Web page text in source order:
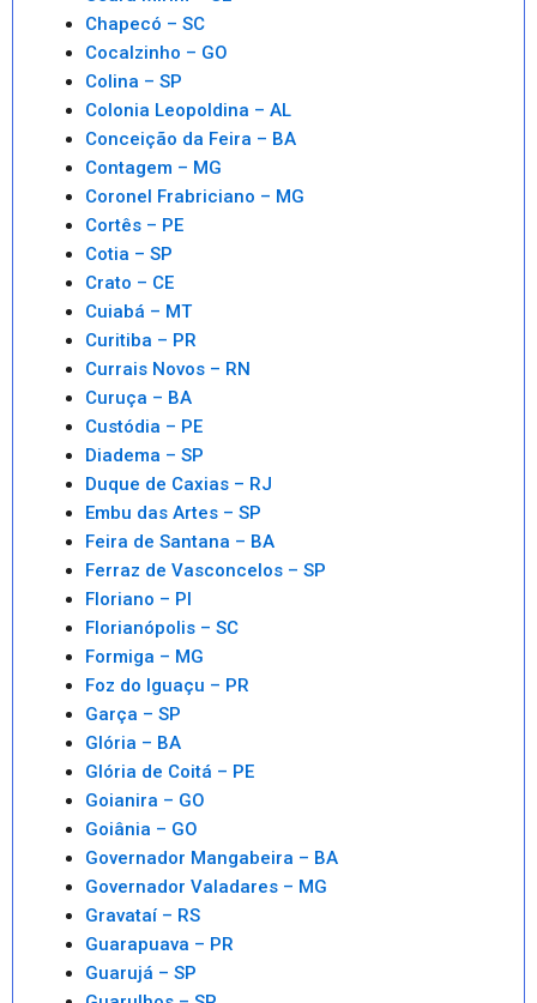
Chapecó – SC
Cocalzinho – GO
Colina – SP
Colonia Leopoldina – AL
Conceição da Feira – BA
Contagem – MG
Coronel Frabriciano – MG
Cortês – PE
Cotia – SP
Crato – CE
Cuiabá – MT
Curitiba – PR
Currais Novos – RN
Curuça – BA
Custódia – PE
Diadema – SP
Duque de Caxias – RJ
Embu das Artes – SP
Feira de Santana – BA
Ferraz de Vasconcelos – SP
Floriano – PI
Florianópolis – SC
Formiga – MG
Foz do Iguaçu – PR
Garça – SP
Glória – BA
Glória de Coitá – PE
Goianira – GO
Goiânia – GO
Governador Mangabeira – BA
Governador Valadares – MG
Gravataí – RS
Guarapuava – PR
Guarujá – SP